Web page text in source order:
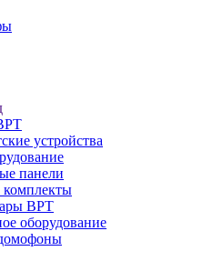
устройства
панели
комплекты
BPT
оборудование